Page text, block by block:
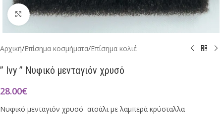
Click to enlarge
Αρχική/Επίσημα κοσμήματα/Επίσημα κολιέ
” Ivy ” Νυφικό μενταγιόν χρυσό
28.00€
Νυφικό μενταγιόν χρυσό ατσάλι με λαμπερά κρύσταλλα